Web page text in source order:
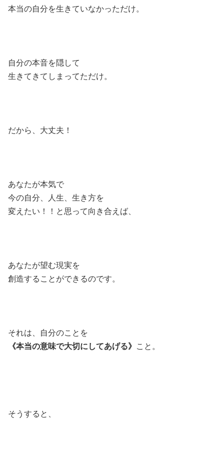
本当の自分を生きていなかっただけ。
自分の本音を隠して
生きてきてしまってただけ。
だから、大丈夫！
あなたが本気で
今の自分、人生、生き方を
変えたい！！と思って向き合えば、
あなたが望む現実を
創造することができるのです。
それは、自分のことを
《本当の意味で大切にしてあげる》 こと。
そうすると、